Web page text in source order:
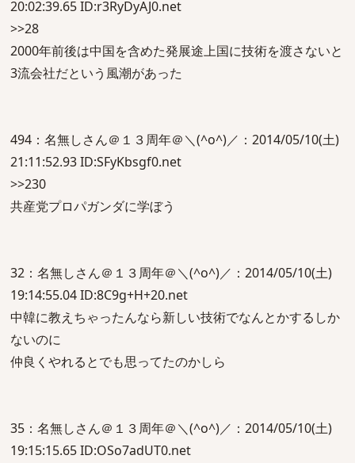
20:02:39.65 ID:r3RyDyAJ0.net
>>28
2000年前後は中国を含めた発展途上国に技術を渡さないと
3流会社だという風潮があった
494：名無しさん＠１３周年＠＼(^o^)／：2014/05/10(土)
21:11:52.93 ID:SFyKbsgf0.net
>>230
共産党プロパガンダに学ぼう
32：名無しさん＠１３周年＠＼(^o^)／：2014/05/10(土)
19:14:55.04 ID:8C9g+H+20.net
中韓に教えちゃったんなら新しい技術でなんとかするしか
ないのに
仲良くやれるとでも思ってたのかしら
35：名無しさん＠１３周年＠＼(^o^)／：2014/05/10(土)
19:15:15.65 ID:OSo7adUT0.net